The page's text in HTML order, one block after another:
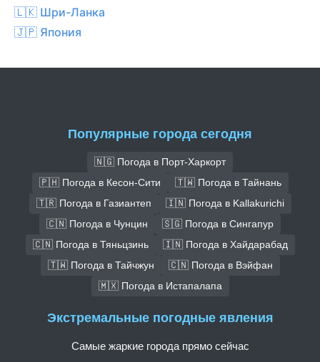
🇱🇰 Шри-Ланка
🇯🇵 Япония
Популярные города сегодня
🇳🇬 Погода в Порт-Харкорт
🇵🇭 Погода в Кесон-Сити
🇹🇼 Погода в Тайнань
🇹🇷 Погода в Газиантеп
🇮🇳 Погода в Kallakurichi
🇨🇳 Погода в Чунцин
🇸🇬 Погода в Сингапур
🇨🇳 Погода в Тяньцзинь
🇮🇳 Погода в Хайдарабад
🇹🇼 Погода в Тайчжун
🇨🇳 Погода в Вэйфан
🇲🇽 Погода в Истапалапа
Экстремальные погодные явления
Самые жаркие города прямо сейчас